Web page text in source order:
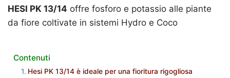
HESI PK 13/14 offre fosforo e potassio alle piante
da fiore coltivate in sistemi Hydro e Coco
Contenuti
Hesi PK 13/14 è ideale per una fioritura rigogliosa